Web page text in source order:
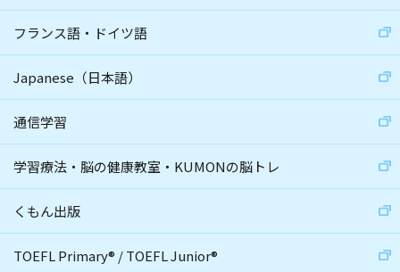
フランス語・ドイツ語
Japanese（日本語）
通信学習
学習療法・脳の健康教室・KUMONの脳トレ
くもん出版
TOEFL Primary® /TOEFL Junior®